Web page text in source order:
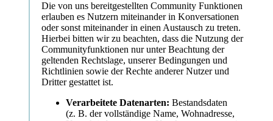
Die von uns bereitgestellten Community Funktionen
erlauben es Nutzern miteinander in Konversationen
oder sonst miteinander in einen Austausch zu treten.
Hierbei bitten wir zu beachten, dass die Nutzung der
Communityfunktionen nur unter Beachtung der
geltenden Rechtslage, unserer Bedingungen und
Richtlinien sowie der Rechte anderer Nutzer und
Dritter gestattet ist.
Verarbeitete Datenarten: Bestandsdaten
(z. B. der vollständige Name, Wohnadresse,